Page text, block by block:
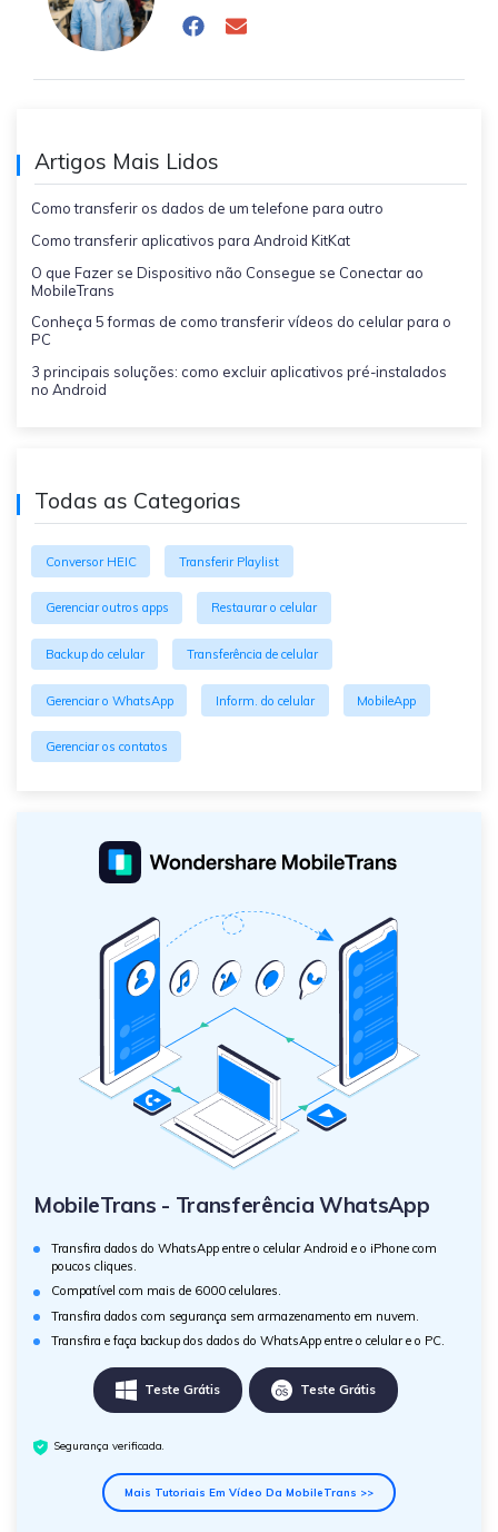
Artigos Mais Lidos
Como transferir os dados de um telefone para outro
Como transferir aplicativos para Android KitKat
O que Fazer se Dispositivo não Consegue se Conectar ao
MobileTrans
Conheça 5 formas de como transferir vídeos do celular para o
PC
3 principais soluções: como excluir aplicativos pré-instalados
no Android
Todas as Categorias
Conversor HEIC Transferir Playlist
Gerenciar outros apps Restaurar o celular
Backup do celular Transferência de celular
Gerenciar o WhatsApp Inform. do celular MobileApp
Gerenciar os contatos
MobileTrans - Transferência WhatsApp
Transfira dados do WhatsApp entre o celular Android e o iPhone com
poucos cliques.
Compatível com mais de 6000 celulares.
Transfira dados com segurança sem armazenamento em nuvem.
Transfira e faça backup dos dados do WhatsApp entre o celular e o PC.
Teste Grátis Teste Grátis
Segurança verificada.
Mais Tutoriais Em Vídeo Da MobileTrans >>